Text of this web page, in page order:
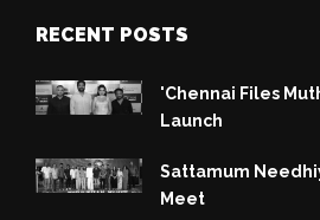
RECENT POSTS
'Chennai Files
Launch
Sattamum
Meet